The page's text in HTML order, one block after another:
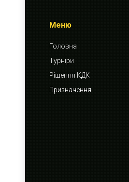
Меню
Головна
Турніри
Рішення КДК
Призначення